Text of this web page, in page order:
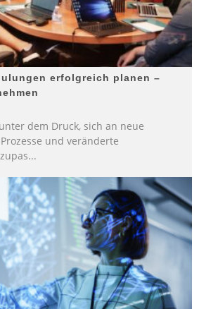
erfolgreich planen –
dem Druck, sich an neue
und veränderte
...